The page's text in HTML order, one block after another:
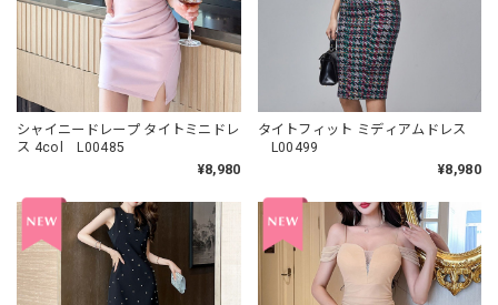
シャイニードレープ タイトミニドレ
ス 4col L00485
¥8,980
タイトフィット ミディアムドレス
L00499
¥8,980